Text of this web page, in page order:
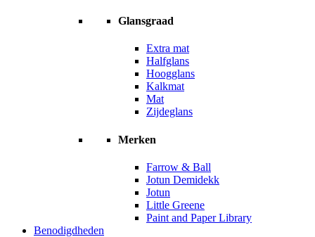
Glansgraad
Extra mat
Halfglans
Hoogglans
Kalkmat
Mat
Zijdeglans
Merken
Farrow & Ball
Jotun Demidekk
Jotun
Little Greene
Paint and Paper Library
Benodigdheden